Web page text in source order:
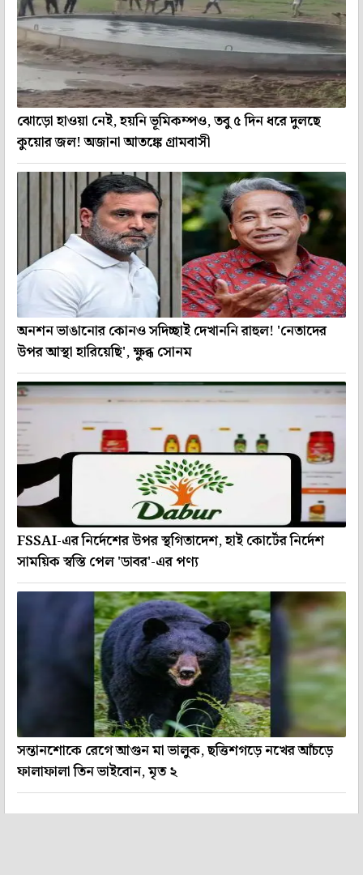
ঝোড়ো হাওয়া নেই, হয়নি ভূমিকম্পও, তবু ৫ দিন ধরে দুলছে
কুয়োর জল! অজানা আতঙ্কে গ্রামবাসী
অনশন ভাঙানোর কোনও সদিচ্ছাই দেখাননি রাহুল! 'নেতাদের
উপর আস্থা হারিয়েছি', ক্ষুব্ধ সোনম
FSSAI-এর নির্দেশের উপর স্থগিতাদেশ, হাই কোর্টের নির্দেশ
সাময়িক স্বস্তি পেল 'ডাবর'-এর পণ্য
সন্তানশোকে রেগে আগুন মা ভালুক, ছত্তিশগড়ে নখের আঁচড়ে
ফালাফালা তিন ভাইবোন, মৃত ২